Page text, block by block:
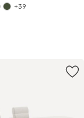
+39